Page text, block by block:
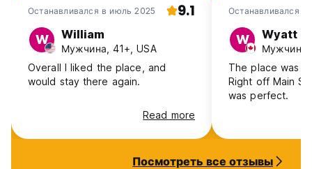
Останавливался в июль 2025 9.1
W William
Мужчина, 41+, USA
Overall I liked the place, and
would stay there again.
Read more
Останавливался в
W Wyatt
Мужчина,
The place was
Right off Main
was perfect.
Посмотреть все отзывы